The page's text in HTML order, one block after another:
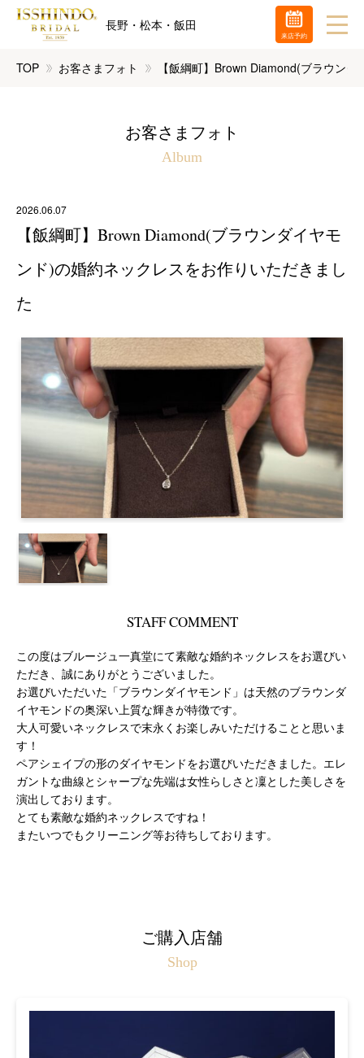
長野・松本・飯田
TOP お客さまフォト 【飯綱町】Brown Diamond(ブラウン
お客さまフォト
Album
2026.06.07
【飯綱町】Brown Diamond(ブラウンダイヤモ
ンド)の婚約ネックレスをお作りいただきまし
た
STAFF COMMENT
この度はブルージュ一真堂にて素敵な婚約ネックレスをお選びい
ただき、誠にありがとうございました。
お選びいただいた「ブラウンダイヤモンド」は天然のブラウンダ
イヤモンドの奥深い上質な輝きが特徴です。
大人可愛いネックレスで末永くお楽しみいただけることと思いま
す！
ペアシェイプの形のダイヤモンドをお選びいただきました。エレ
ガントな曲線とシャープな先端は女性らしさと凜とした美しさを
演出しております。
とても素敵な婚約ネックレスですね！
またいつでもクリーニング等お待ちしております。
ご購入店舗
Shop
来店予約